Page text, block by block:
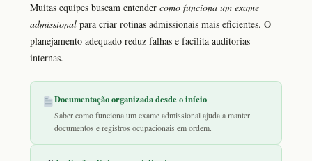
Muitas equipes buscam entender como funciona um exame
admissional para criar rotinas admissionais mais eficientes. O
planejamento adequado reduz falhas e facilita auditorias
internas.
Documentação organizada desde o início
Saber como funciona um exame admissional ajuda a manter
documentos e registros ocupacionais em ordem.